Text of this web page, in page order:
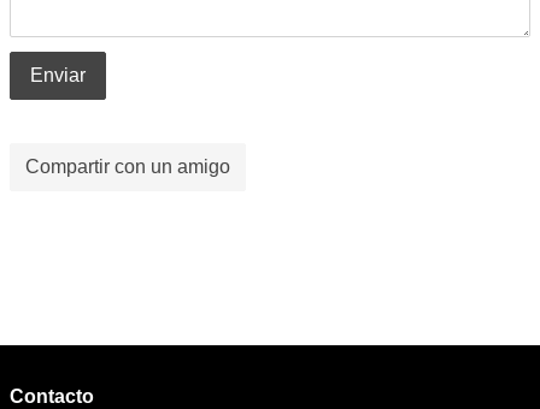
Enviar
Compartir con un amigo
Contacto